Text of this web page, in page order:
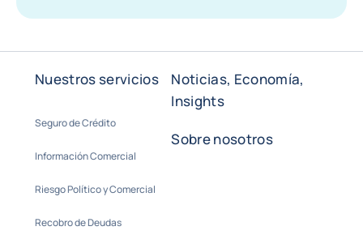
Nuestros servicios
Seguro de Crédito
Información Comercial
Riesgo Político y Comercial
Recobro de Deudas
Noticias, Economía,
Insights
Sobre nosotros